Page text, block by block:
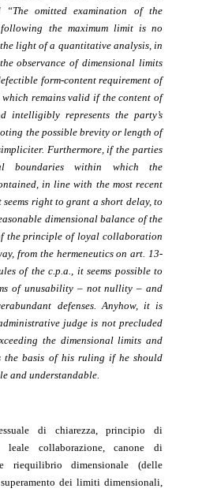
“The omitted examination of the
the maximum limit is no
light of a quantitative analysis, in
observance of dimensional limits
form-content requirement of
remains valid if the content of
intelligibly represents the party’s
the possible brevity or length of
Furthermore, if the parties
boundaries within which the
in line with the most recent
right to grant a short delay, to
dimensional balance of the
the principle of loyal collaboration
from the hermeneutics on art. 13-
of the c.p.a., it seems possible to
of unusability – not nullity – and
defenses. Anyhow, it is
judge is not precluded
the dimensional limits and
the basis of his ruling if he should
and understandable.
di chiarezza, principio di
collaborazione, canone di
riequilibrio dimensionale (delle
dei limiti dimensionali,